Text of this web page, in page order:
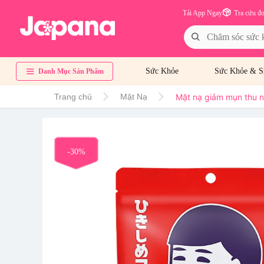
Tra cứu
Tải App Ngay
Danh Mục Sản Phẩm Sức Khỏe Sức Khỏe &
Trang chủ Mặt Nạ Mặt nạ giảm mụn thu
-30%